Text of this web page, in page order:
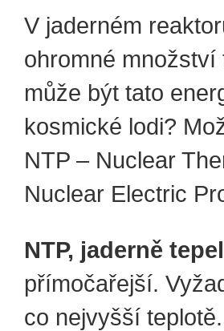
V jaderném
ohromné množství
může být tato
kosmické lodi?
NTP – Nuclear
Nuclear Electric
NTP, jaderně
přímočařejší.
co nejvyšší